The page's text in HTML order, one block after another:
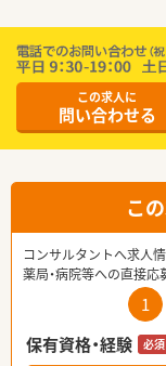
この求人に
問い合わせる
こ
コンサルタントへ求人
薬局・病院等への直接応
1
保有資格・経験
必須